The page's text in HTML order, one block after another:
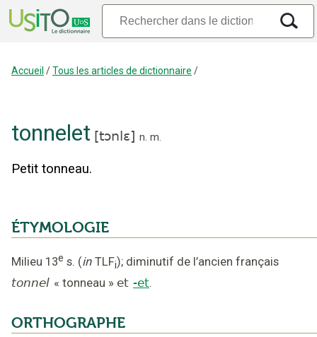
Accueil /Tous les articles de dictionnaire /
tonnelet [tɔnlɛ] n. m.
Petit tonneau.
ÉTYMOLOGIE
Milieu 13e s. (in TLFi); diminutif de l’ancien français
tonnel « tonneau » et -et.
ORTHOGRAPHE